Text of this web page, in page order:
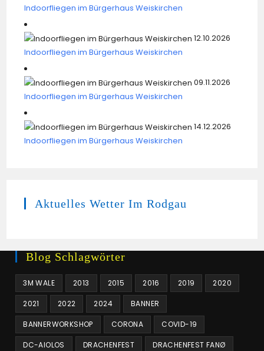
Indoorfliegen im Bürgerhaus Weiskirchen
12.10.2026
Indoorfliegen im Bürgerhaus Weiskirchen
09.11.2026
Indoorfliegen im Bürgerhaus Weiskirchen
14.12.2026
Indoorfliegen im Bürgerhaus Weiskirchen
Aktuelles Wetter Im Rodgau
Blog Schlagwörter
3M WALE 2013 2015 2016 2019 2020
2021 2022 2024 BANNER
BANNERWORKSHOP CORONA COVID-19
DC-AIOLOS DRACHENFEST DRACHENFEST FANØ